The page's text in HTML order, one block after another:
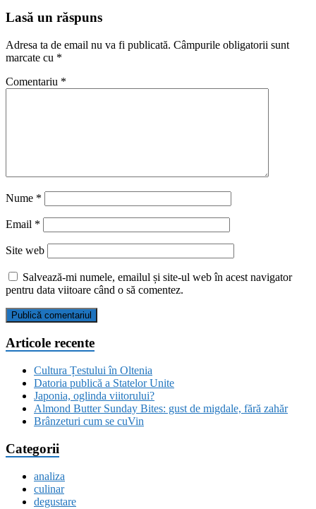
Lasă un răspuns
Adresa ta de email nu va fi publicată. Câmpurile obligatorii sunt
marcate cu *
Comentariu *
Nume *
Email *
Site web
Salvează-mi numele, emailul și site-ul web în acest navigator
pentru data viitoare când o să comentez.
Articole recente
Cultura Țestului în Oltenia
Datoria publică a Statelor Unite
Japonia, oglinda viitorului?
Almond Butter Sunday Bites: gust de migdale, fără zahăr
Brânzeturi cum se cuVin
Categorii
analiza
culinar
degustare